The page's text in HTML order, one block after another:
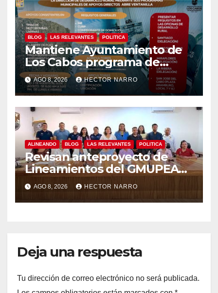
BLOG LAS RELEVANTES POLITICA
Mantiene Ayuntamiento de
Los Cabos programa de
apoyos para agricultores,
ganaderos y apicultores
AGO 8, 2026 HECTOR NARRO
ALINEANDO BLOG LAS RELEVANTES POLITICA
Revisan anteproyecto de
Lineamientos del GMUPEA
en Los Cabos
AGO 8, 2026 HECTOR NARRO
Deja una respuesta
Tu dirección de correo electrónico no será publicada.